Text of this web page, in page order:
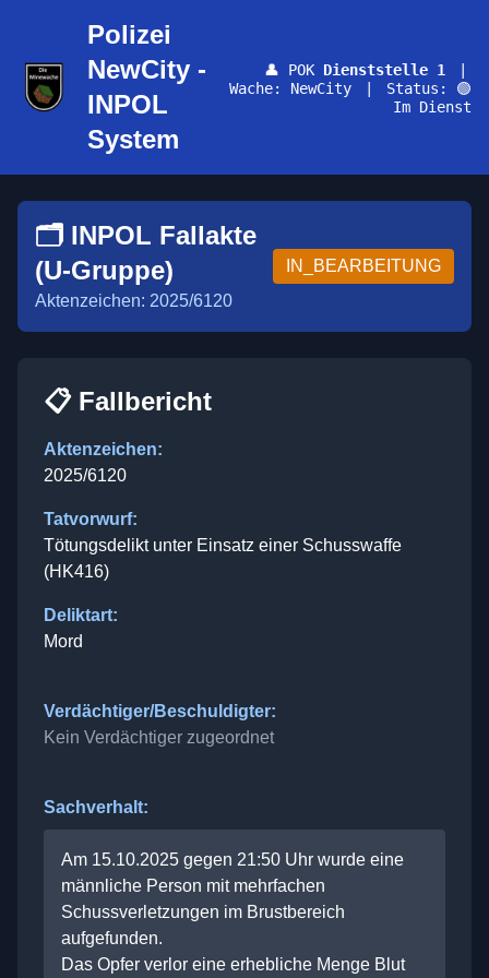
Polizei
NewCity -
INPOL
System
👤 POK Dienststelle 1
|
Wache: NewCity
|
Status: 🟢
Im Dienst
🗂️ INPOL Fallakte
(U-Gruppe)
Aktenzeichen: 2025/6120
IN_BEARBEITUNG
📋 Fallbericht
Aktenzeichen:
2025/6120
Tatvorwurf:
Tötungsdelikt unter Einsatz einer Schusswaffe
(HK416)
Deliktart:
Mord
Verdächtiger/Beschuldigter:
Kein Verdächtiger zugeordnet
Sachverhalt:
Am 15.10.2025 gegen 21:50 Uhr wurde eine
männliche Person mit mehrfachen
Schussverletzungen im Brustbereich
aufgefunden.
Das Opfer verlor eine erhebliche Menge Blut